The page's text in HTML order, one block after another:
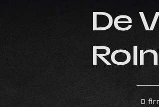
De
O